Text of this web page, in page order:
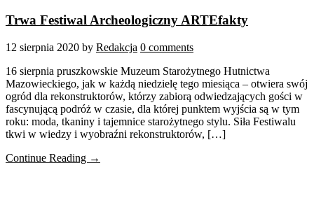
Trwa Festiwal Archeologiczny ARTEfakty
12 sierpnia 2020 by Redakcja 0 comments
16 sierpnia pruszkowskie Muzeum Starożytnego Hutnictwa
Mazowieckiego, jak w każdą niedzielę tego miesiąca – otwiera swój
ogród dla rekonstruktorów, którzy zabiorą odwiedzających gości w
fascynującą podróż w czasie, dla której punktem wyjścia są w tym
roku: moda, tkaniny i tajemnice starożytnego stylu. Siła Festiwalu
tkwi w wiedzy i wyobraźni rekonstruktorów, […]
Continue Reading →